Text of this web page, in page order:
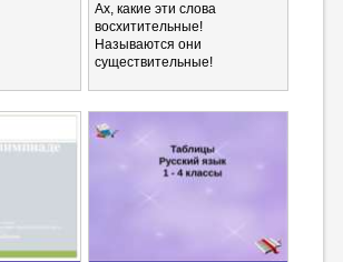
Ах, какие эти слова
восхитительные!
Называются они
существительные!